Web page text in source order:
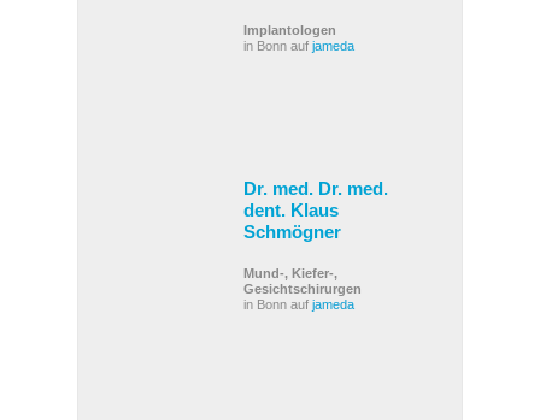
Implantologen
in Bonn auf jameda
Dr. med. Dr. med.
dent. Klaus
Schmögner
Mund-, Kiefer-,
Gesichtschirurgen
in Bonn auf jameda